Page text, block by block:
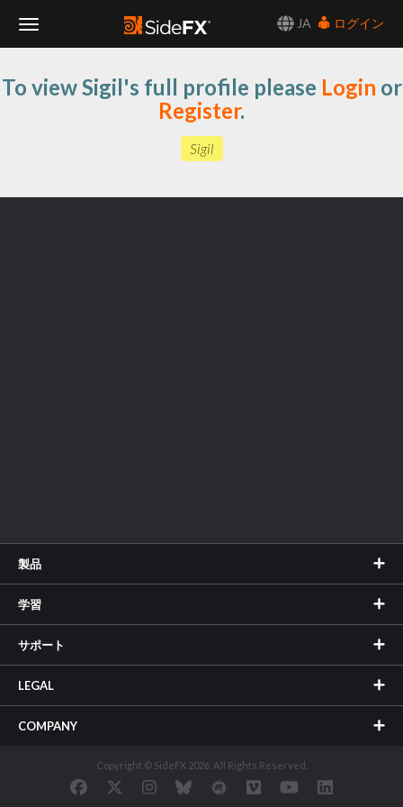
JA
ログイン
Navigation
To view Sigil's full profile please Login or
Register.
Sigil
製品
学習
サポート
LEGAL
COMPANY
Copyright © SideFX 2026. All Rights Reserved.